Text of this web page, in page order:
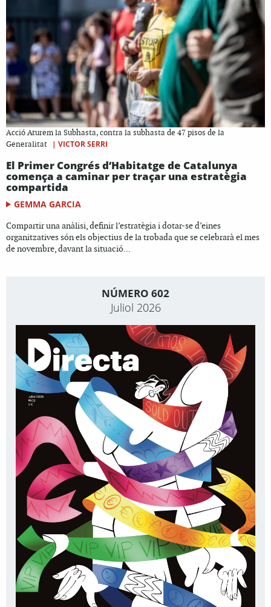
Acció Aturem la Subhasta, contra la subhasta de 47 pisos de la
Generalitat
| VICTOR SERRI
El Primer Congrés d’Habitatge de Catalunya
comença a caminar per traçar una estratègia
compartida
GEMMA GARCIA
Compartir una anàlisi, definir l’estratègia i dotar-se d’eines
organitzatives són els objectius de la trobada que se celebrarà el mes
de novembre, davant la situació...
NÚMERO 602
Juliol 2026